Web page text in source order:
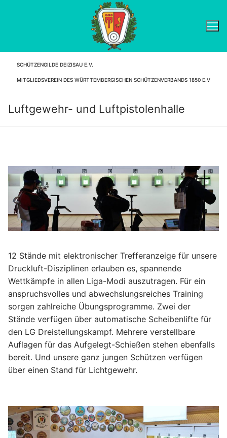
SCHÜTZENGILDE DEIZISAU E.V.
MITGLIEDSVEREIN DES WÜRTTEMBERGISCHEN SCHÜTZENVERBANDS 1850 E.V
Luftgewehr- und Luftpistolenhalle
12 Stände mit elektronischer Trefferanzeige für unsere
Druckluft-Disziplinen erlauben es, spannende
Wettkämpfe in allen Liga-Modi auszutragen. Für ein
anspruchsvolles und abwechslungsreiches Training
sorgen zahlreiche Übungsprogramme. Zwei der
Stände verfügen über automatische Scheibenlifte für
den LG Dreistellungskampf. Mehrere verstellbare
Auflagen für das Aufgelegt-Schießen stehen ebenfalls
bereit. Und unsere ganz jungen Schützen verfügen
über einen Stand für Lichtgewehr.